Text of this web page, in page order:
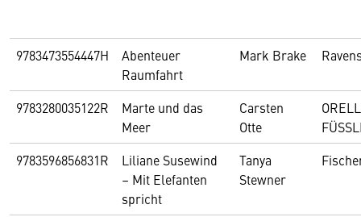
9783473554447H
Abenteuer
Raumfahrt
Mark Brake
9783280035122R
Marte und das
Meer
Carsten
Otte
ORELL
9783596856831R
Liliane Susewind
– Mit Elefanten
spricht
Tanya
Stewner